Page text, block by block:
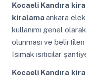
Kocaeli Kandıra
kiralamaankara
kullanımı genel
olunması ve
Isımak ısıtıcılar
Kocaeli Kandıra